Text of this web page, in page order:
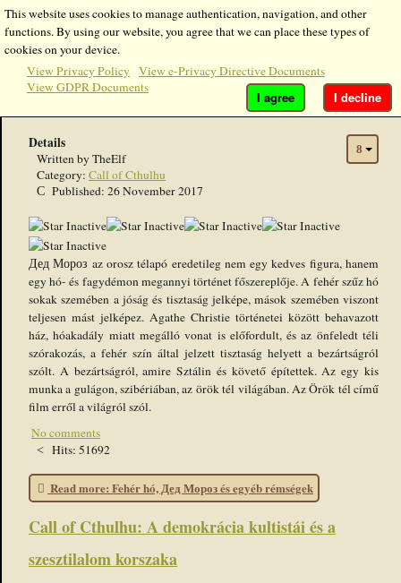
Call of Cthulhu
Fehér hó, Дед Мороз és egyéb rémségek
Details
Written byTheElf
Category: Call of Cthulhu
Published: 26 November 2017
Дед Мороз az orosz télapó eredetileg nem egy kedves figura, hanem
egy hó- és fagydémon megannyi történet főszereplője. A fehér szűz hó
sokak szemében a jóság és tisztaság jelképe, mások szemében viszont
teljesen mást jelképez. Agathe Christie történetei között behavazott
ház, hóakadály miatt megálló vonat is előfordult, és az önfeledt téli
szórakozás, a fehér szín által jelzett tisztaság helyett a bezártságról
szólt. A bezártságról, amire Sztálin és követő építettek. Az egy kis
munka a gulágon, szibériában, az örök tél világában. Az Örök tél című
film erről a világról szól.
No comments
Hits: 51692
Read more: Fehér hó, Дед Мороз és egyéb rémségek
Call of Cthulhu: A demokrácia kultistái és a
szesztilalom korszaka
This website uses cookies to manage authentication, navigation, and other
functions. By using our website, you agree that we can place these types of
cookies on your device.
View Privacy Policy
View e-Privacy Directive Documents
View GDPR Documents
I decline
I agree